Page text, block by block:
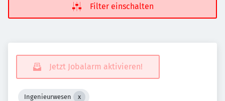
Filter einschalten
Jetzt Jobalarm aktivieren!
Ingenieurwesen